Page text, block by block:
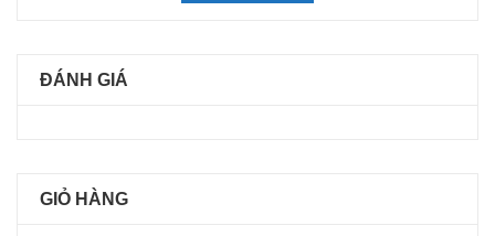
ĐÁNH GIÁ
GIỎ HÀNG